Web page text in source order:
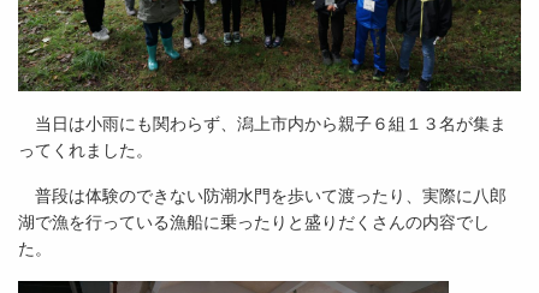
当日は小雨にも関わらず、潟上市内から親子６組１３名が集ま
ってくれました。
普段は体験のできない防潮水門を歩いて渡ったり、実際に八郎
湖で漁を行っている漁船に乗ったりと盛りだくさんの内容でし
た。